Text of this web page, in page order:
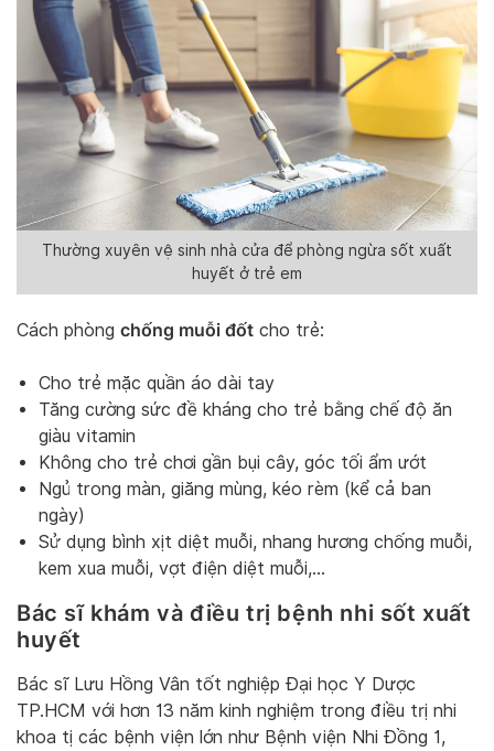
Thường xuyên vệ sinh nhà cửa để phòng ngừa sốt xuất
huyết ở trẻ em
Cách phòng chống muỗi đốt cho trẻ:
Cho trẻ mặc quần áo dài tay
Tăng cường sức đề kháng cho trẻ bằng chế độ ăn
giàu vitamin
Không cho trẻ chơi gần bụi cây, góc tối ẩm ướt
Ngủ trong màn, giăng mùng, kéo rèm (kể cả ban
ngày)
Sử dụng bình xịt diệt muỗi, nhang hương chống muỗi,
kem xua muỗi, vợt điện diệt muỗi,…
Bác sĩ khám và điều trị bệnh nhi sốt xuất
huyết
Bác sĩ Lưu Hồng Vân tốt nghiệp Đại học Y Dược
TP.HCM với hơn 13 năm kinh nghiệm trong điều trị nhi
khoa tị các bệnh viện lớn như Bệnh viện Nhi Đồng 1,